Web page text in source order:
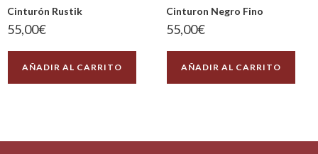
Cinturón Rustik
55,00€
AÑADIR AL CARRITO
Cinturon Negro Fino
55,00€
AÑADIR AL CARRITO